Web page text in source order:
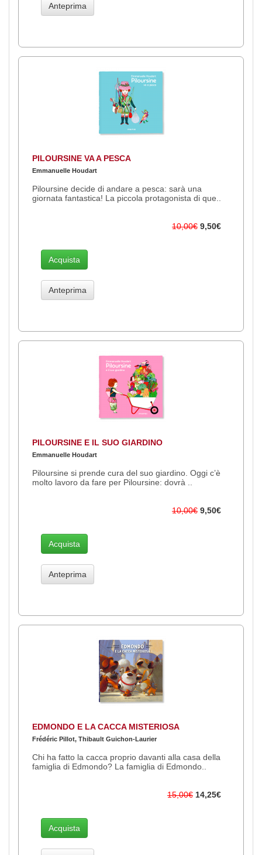
Anteprima
PILOURSINE VA A PESCA
Emmanuelle Houdart
Piloursine decide di andare a pesca: sarà una
giornata fantastica! La piccola protagonista di que..
10,00€ 9,50€
Acquista
Anteprima
PILOURSINE E IL SUO GIARDINO
Emmanuelle Houdart
Piloursine si prende cura del suo giardino. Oggi c’è
molto lavoro da fare per Piloursine: dovrà ..
10,00€ 9,50€
Acquista
Anteprima
EDMONDO E LA CACCA MISTERIOSA
Frédéric Pillot, Thibault Guichon-Laurier
Chi ha fatto la cacca proprio davanti alla casa della
famiglia di Edmondo? La famiglia di Edmondo..
15,00€ 14,25€
Acquista